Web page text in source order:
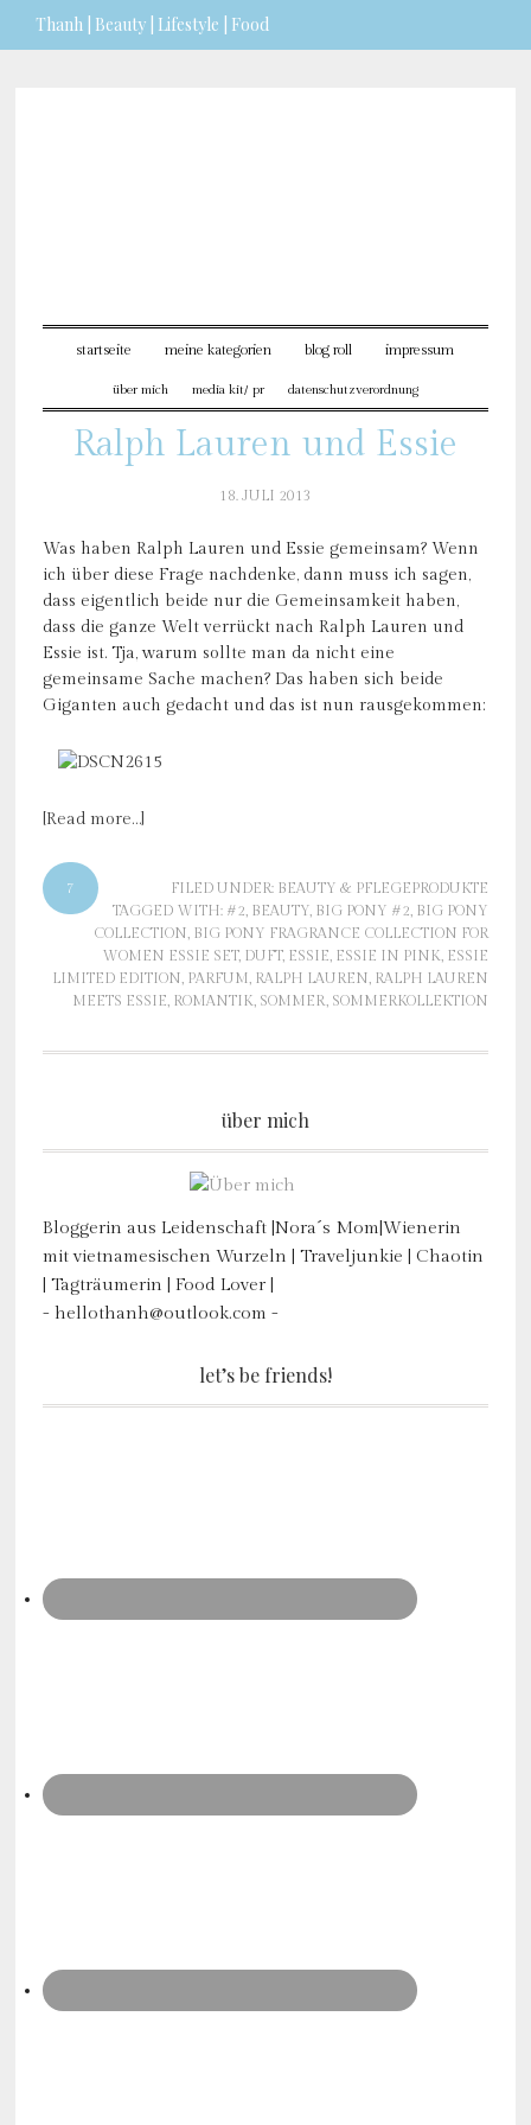
Thanh | Beauty | Lifestyle | Food
startseite meine kategorien blog roll impressum
über mich media kit/ pr datenschutzverordnung
Ralph Lauren und Essie
18. JULI 2013
Was haben Ralph Lauren und Essie gemeinsam? Wenn
ich über diese Frage nachdenke, dann muss ich sagen,
dass eigentlich beide nur die Gemeinsamkeit haben,
dass die ganze Welt verrückt nach Ralph Lauren und
Essie ist. Tja, warum sollte man da nicht eine
gemeinsame Sache machen? Das haben sich beide
Giganten auch gedacht und das ist nun rausgekommen:
[Read more…]
7 FILED UNDER: BEAUTY & PFLEGEPRODUKTE
TAGGED WITH: #2, BEAUTY, BIG PONY #2, BIG PONY
COLLECTION, BIG PONY FRAGRANCE COLLECTION FOR
WOMEN ESSIE SET, DUFT, ESSIE, ESSIE IN PINK, ESSIE
LIMITED EDITION, PARFUM, RALPH LAUREN, RALPH LAUREN
MEETS ESSIE, ROMANTIK, SOMMER, SOMMERKOLLEKTION
über mich
Bloggerin aus Leidenschaft |Nora´s Mom|Wienerin
mit vietnamesischen Wurzeln | Traveljunkie | Chaotin
| Tagträumerin | Food Lover |
- hellothanh@outlook.com -
let’s be friends!